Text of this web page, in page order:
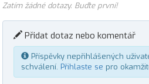
Zatím žádné dotazy. Buďte první!
Přidat dotaz nebo komentář
Příspěvky nepřihlášených
schválení. Přihlaste se pro